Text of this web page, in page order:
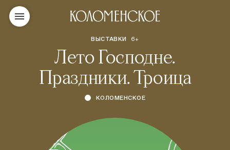
ВЫСТАВКИ 6+
Лето Господне.
Праздники. Троица
КОЛОМЕНСКОЕ